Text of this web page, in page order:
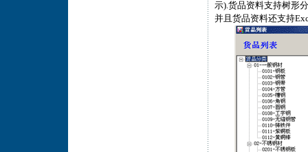
示).货品资料支持树形
并且货品资料还支持